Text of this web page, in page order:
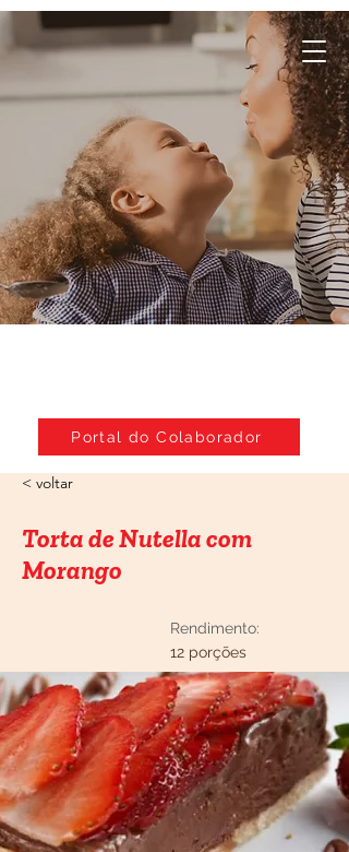
Portal do Colaborador
< voltar
Torta de Nutella com
Morango
Rendimento:
12 porções